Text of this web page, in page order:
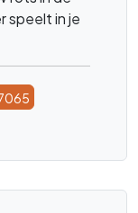
speelt in je